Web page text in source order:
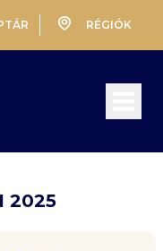
RÉGIÓK
2025